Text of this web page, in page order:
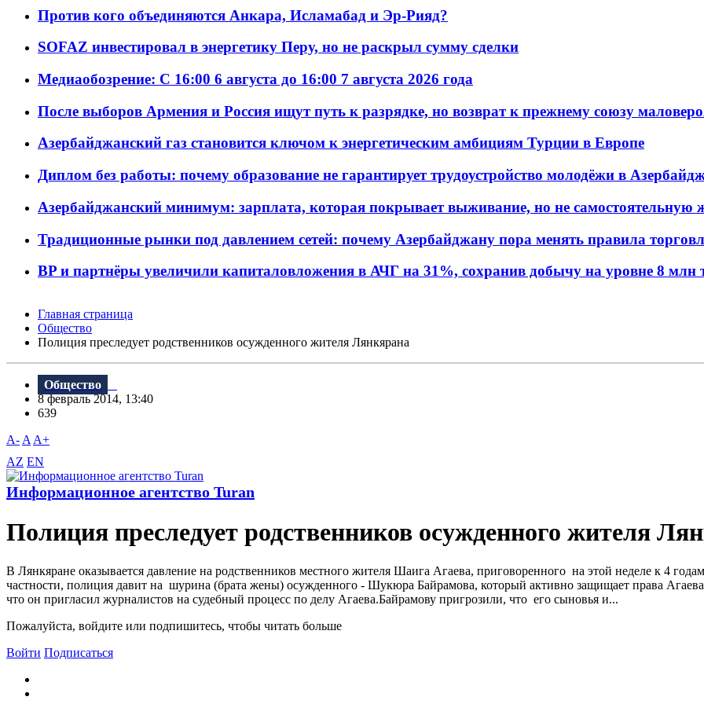
Против кого объединяются Анкара, Исламабад и Эр-Рияд?
SOFAZ инвестировал в энергетику Перу, но не раскрыл сумму сделки
Медиаобозрение: С 16:00 6 августа до 16:00 7 августа 2026 года
После выборов Армения и Россия ищут путь к разрядке, но возврат к прежнему союзу
Азербайджанский газ становится ключом к энергетическим амбициям Турции в Европе
Диплом без работы: почему образование не гарантирует трудоустройство молодёжи в
Азербайджанский минимум: зарплата, которая покрывает выживание, но не самостоятельную
Традиционные рынки под давлением сетей: почему Азербайджану пора менять правила
BP и партнёры увеличили капиталовложения в АЧГ на 31%, сохранив добычу на уровне 8 млн
Главная страница
Общество
Полиция преследует родственников осужденного жителя Лянкярана
Общество
8 февраль 2014, 13:40
639
A- A A+
AZ EN
Информационное агентство Turan
Полиция преследует родственников осужденного жителя
В Лянкяране оказывается давление на родственников местного жителя Шаига Агаева, приговоренного на этой неделе к 4
частности, полиция давит на шурина (брата жены) осужденного - Шукюра Байрамова, который активно защищает права
что он пригласил журналистов на судебный процесс по делу Агаева.Байрамову пригрозили, что его сыновья и...
Пожалуйста, войдите или подпишитесь, чтобы читать больше
Войти Подписаться